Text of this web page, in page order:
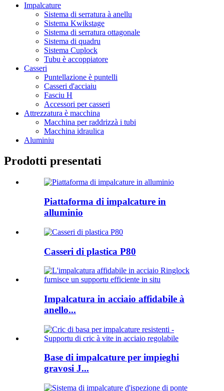
Impalcature
Sistema di serratura à anellu
Sistema Kwikstage
Sistema di serratura ottagonale
Sistema di quadru
Sistema Cuplock
Tubu è accoppiatore
Casseri
Puntellazione è puntelli
Casseri d'acciaiu
Fasciu H
Accessori per casseri
Attrezzatura è macchina
Macchina per raddrizzà i tubi
Macchina idraulica
Aluminiu
Prodotti presentati
Piattaforma di impalcature in
alluminio
Casseri di plastica P80
Impalcatura in acciaio affidabile à
anello...
Base di impalcature per impieghi
gravosi J...